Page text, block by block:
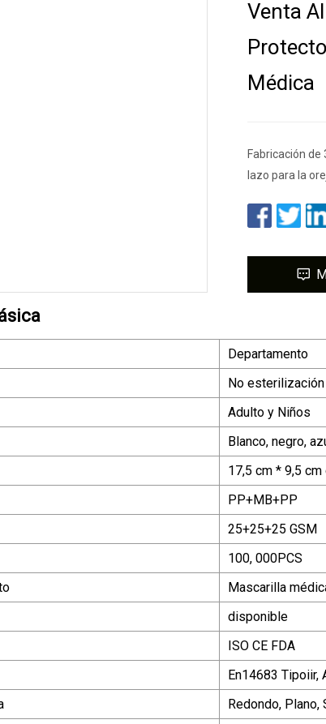
Venta
Médica
Fabricación de
lazo para la
Departamento
No esterilización
Adulto y Niños
Blanco, negro,
17,5 cm * 9,5
PP+MB+PP
25+25+25 GSM
100, 000PCS
Mascarilla
disponible
ISO CE FDA
En14683 Tipoiir,
Redondo, Plano,